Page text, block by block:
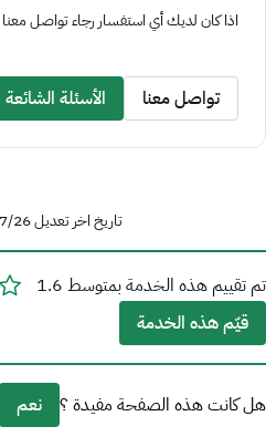
اذا كان لديك أي استفسار رجاء تواصل معنا
تواصل معنا الأسئلة الشائعة
تاريخ اخر تعديل 26‏/07‏/2026 - 12:34 ص بتوقيت السعودية
تم تقييم هذه الخدمة بمتوسط 1.6
قيّم هذه الخدمة
هل كانت هذه الصفحة مفيدة ؟ نعم